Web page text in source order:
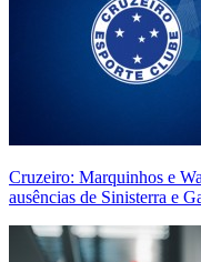
Cruzeiro: Marquinhos e
ausências de Sinisterra e